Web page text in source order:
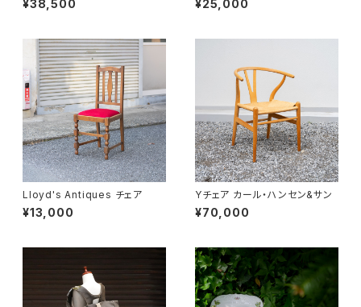
¥38,500 ¥25,000
Lloyd's Antiques チェア
¥13,000
Yチェア カール・ハンセン&サン
¥70,000